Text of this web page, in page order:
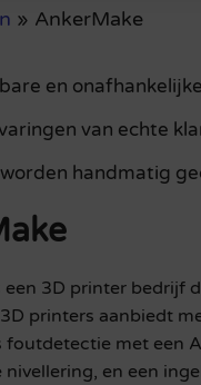
» AnkerMake
en
van echte
worden handmatig
een 3D printer bedrijf
printers aanbiedt
foutdetectie met een
en een